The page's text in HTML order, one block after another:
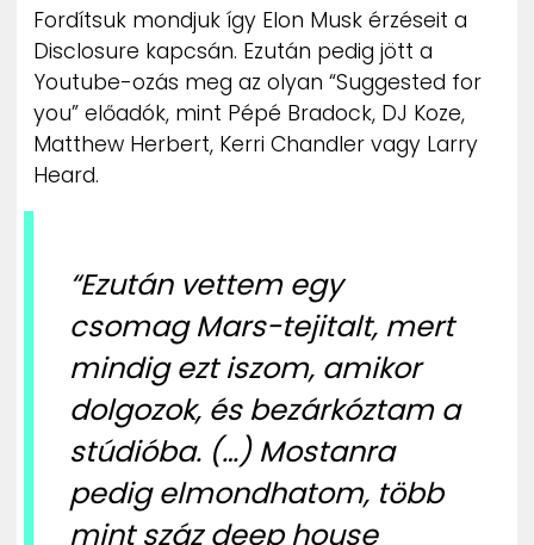
Fordítsuk mondjuk így Elon Musk érzéseit a
Disclosure kapcsán. Ezután pedig jött a
Youtube-ozás meg az olyan “Suggested for
you” előadók, mint Pépé Bradock, DJ Koze,
Matthew Herbert, Kerri Chandler vagy Larry
Heard.
“Ezután vettem egy
csomag Mars-tejitalt, mert
mindig ezt iszom, amikor
dolgozok, és bezárkóztam a
stúdióba. (…) Mostanra
pedig elmondhatom, több
mint száz deep house